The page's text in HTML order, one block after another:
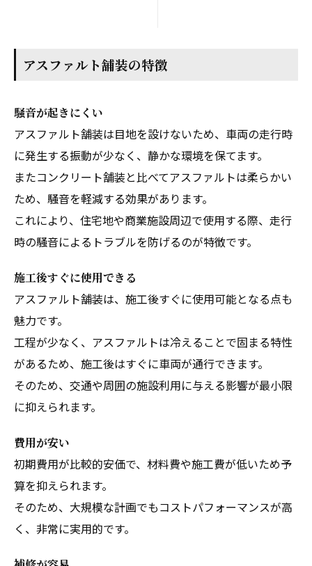
アスファルト舗装の特徴
騒音が起きにくい
アスファルト舗装は目地を設けないため、車両の走行時
に発生する振動が少なく、静かな環境を保てます。
またコンクリート舗装と比べてアスファルトは柔らかい
ため、騒音を軽減する効果があります。
これにより、住宅地や商業施設周辺で使用する際、走行
時の騒音によるトラブルを防げるのが特徴です。
施工後すぐに使用できる
アスファルト舗装は、施工後すぐに使用可能となる点も
魅力です。
工程が少なく、アスファルトは冷えることで固まる特性
があるため、施工後はすぐに車両が通行できます。
そのため、交通や周囲の施設利用に与える影響が最小限
に抑えられます。
費用が安い
初期費用が比較的安価で、材料費や施工費が低いため予
算を抑えられます。
そのため、大規模な計画でもコストパフォーマンスが高
く、非常に実用的です。